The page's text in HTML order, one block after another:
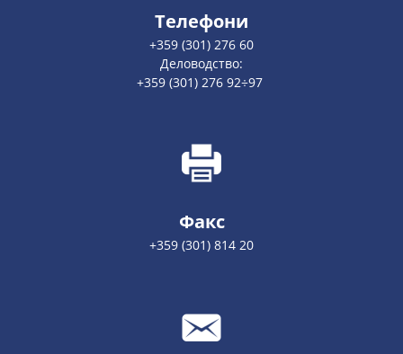
Телефони
+359 (301) 276 60
Деловодство:
+359 (301) 276 92÷97
Факс
+359 (301) 814 20